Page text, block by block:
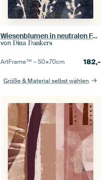
Wiesenblumen in neutralen Farben. Japandi botanisch.
von Dina Dankers
ArtFrame™ –50×70cm 182,-
Größe & Material selbst wählen